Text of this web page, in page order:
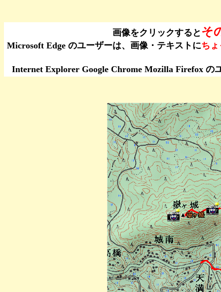
画像をクリックすると そ
Microsoft Edge のユーザーは、画像・テキストにち
Internet Explorer Google Chrome Mozilla Firefox の